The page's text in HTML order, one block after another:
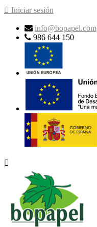
 Iniciar sesión
info@bopapel.com
986 644 150
